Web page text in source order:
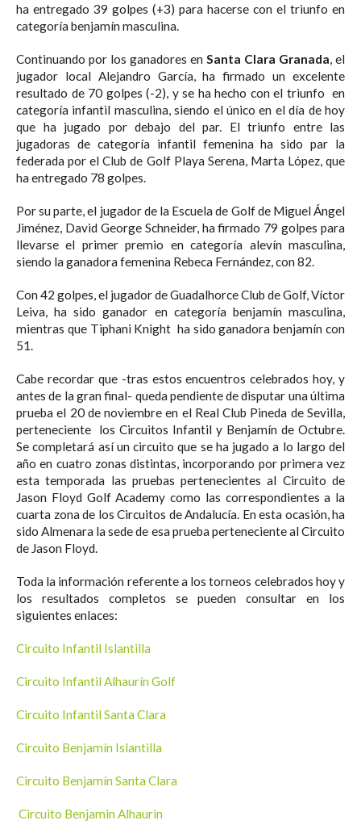
ha entregado 39 golpes (+3) para hacerse con el triunfo en
categoría benjamín masculina.
Continuando por los ganadores en Santa Clara Granada, el
jugador local Alejandro García, ha firmado un excelente
resultado de 70 golpes (-2), y se ha hecho con el triunfo en
categoría infantil masculina, siendo el único en el día de hoy
que ha jugado por debajo del par. El triunfo entre las
jugadoras de categoría infantil femenina ha sido par la
federada por el Club de Golf Playa Serena, Marta López, que
ha entregado 78 golpes.
Por su parte, el jugador de la Escuela de Golf de Miguel Ángel
Jiménez, David George Schneider, ha firmado 79 golpes para
llevarse el primer premio en categoría alevín masculina,
siendo la ganadora femenina Rebeca Fernández, con 82.
Con 42 golpes, el jugador de Guadalhorce Club de Golf, Víctor
Leiva, ha sido ganador en categoría benjamín masculina,
mientras que Tiphani Knight ha sido ganadora benjamín con
51.
Cabe recordar que -tras estos encuentros celebrados hoy, y
antes de la gran final- queda pendiente de disputar una última
prueba el 20 de noviembre en el Real Club Pineda de Sevilla,
perteneciente los Circuitos Infantil y Benjamín de Octubre.
Se completará así un circuito que se ha jugado a lo largo del
año en cuatro zonas distintas, incorporando por primera vez
esta temporada las pruebas pertenecientes al Circuito de
Jason Floyd Golf Academy como las correspondientes a la
cuarta zona de los Circuitos de Andalucía. En esta ocasión, ha
sido Almenara la sede de esa prueba perteneciente al Circuito
de Jason Floyd.
Toda la información referente a los torneos celebrados hoy y
los resultados completos se pueden consultar en los
siguientes enlaces:
Circuito Infantil Islantilla
Circuito Infantil Alhaurín Golf
Circuito Infantil Santa Clara
Circuito Benjamín Islantilla
Circuito Benjamín Santa Clara
Circuito Benjamin Alhaurin